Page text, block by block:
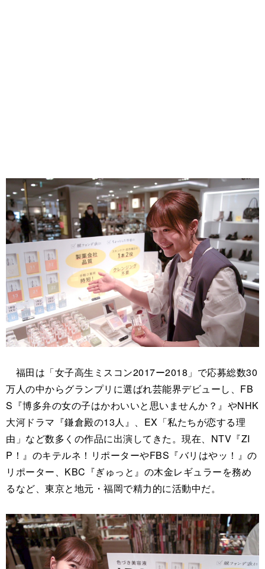
福田は「女子高生ミスコン2017ー2018」で応募総数30
万人の中からグランプリに選ばれ芸能界デビューし、FB
S『博多弁の女の子はかわいいと思いませんか？』やNHK
大河ドラマ『鎌倉殿の13人』、EX「私たちが恋する理
由」など数多くの作品に出演してきた。現在、NTV『ZI
P！』のキテルネ！リポーターやFBS『バリはやッ！』の
リポーター、KBC『ぎゅっと』の木金レギュラーを務め
るなど、東京と地元・福岡で精力的に活動中だ。